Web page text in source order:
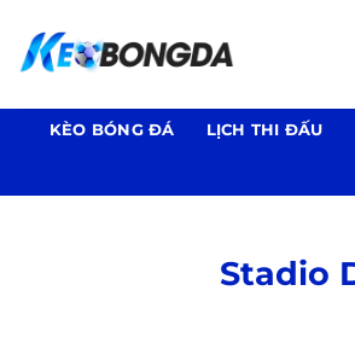
qua
nội
dung
KÈO BÓNG ĐÁ LỊCH THI ĐẤU
Stadio